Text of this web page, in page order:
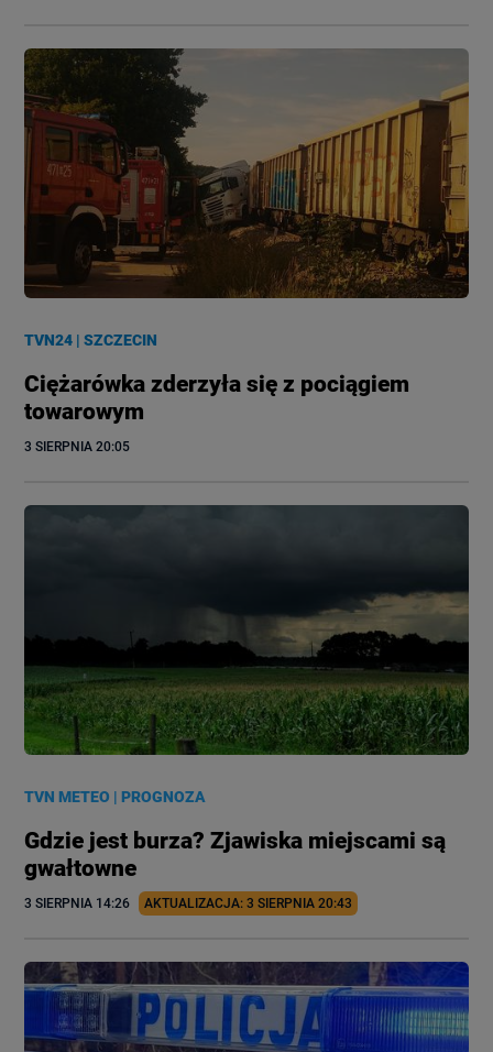
TVN24 |SZCZECIN
Ciężarówka zderzyła się z pociągiem
towarowym
3 SIERPNIA 20:05
TVN METEO |PROGNOZA
Gdzie jest burza? Zjawiska miejscami są
gwałtowne
3 SIERPNIA 14:26 AKTUALIZACJA: 3 SIERPNIA 20:43